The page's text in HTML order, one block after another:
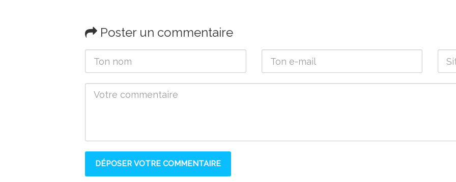
Poster un commentaire